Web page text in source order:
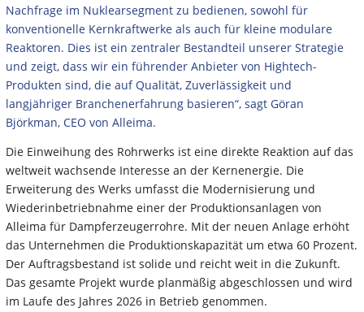
Nachfrage im Nuklearsegment zu bedienen, sowohl für
konventionelle Kernkraftwerke als auch für kleine modulare
Reaktoren. Dies ist ein zentraler Bestandteil unserer Strategie
und zeigt, dass wir ein führender Anbieter von Hightech-
Produkten sind, die auf Qualität, Zuverlässigkeit und
langjähriger Branchenerfahrung basieren“, sagt Göran
Björkman, CEO von Alleima.
Die Einweihung des Rohrwerks ist eine direkte Reaktion auf das
weltweit wachsende Interesse an der Kernenergie. Die
Erweiterung des Werks umfasst die Modernisierung und
Wiederinbetriebnahme einer der Produktionsanlagen von
Alleima für Dampferzeugerrohre. Mit der neuen Anlage erhöht
das Unternehmen die Produktionskapazität um etwa 60 Prozent.
Der Auftragsbestand ist solide und reicht weit in die Zukunft.
Das gesamte Projekt wurde planmäßig abgeschlossen und wird
im Laufe des Jahres 2026 in Betrieb genommen.